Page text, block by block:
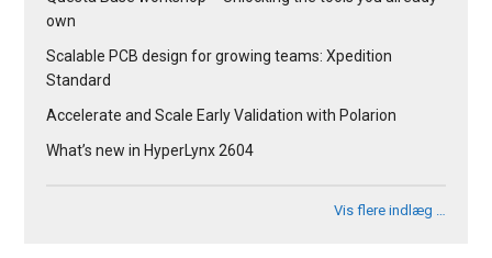
own
Scalable PCB design for growing teams: Xpedition
Standard
Accelerate and Scale Early Validation with Polarion
What’s new in HyperLynx 2604
Vis flere indlæg …